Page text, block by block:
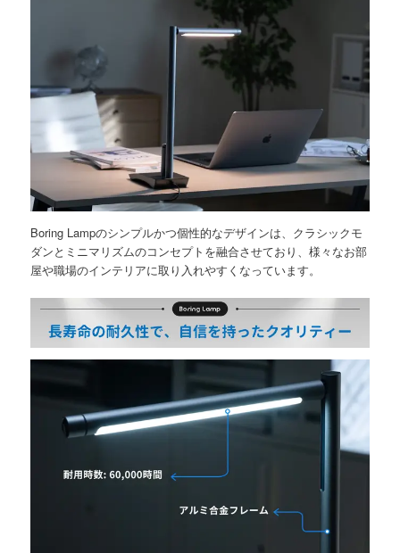
Boring Lampのシンプルかつ個性的なデザインは、クラシックモ
ダンとミニマリズムのコンセプトを融合させており、様々なお部
屋や職場のインテリアに取り入れやすくなっています。